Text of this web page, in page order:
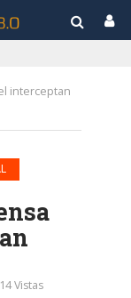
interceptan
14 Vistas